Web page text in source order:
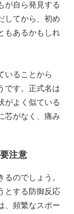
が自ら発見する
してから、初め
もあるかもしれ
いることから
です。正式名は
がよく似ている
芯がなく、痛み
注意
のでしょう。
とする防御反応
、頻繁なスポー